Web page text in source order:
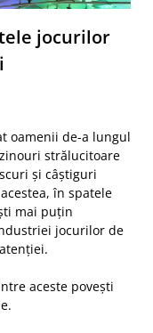
jocurilor
oamenii de-a lungul
strălucitoare
și câștiguri
în spatele
mai puțin
jocurilor de
aceste povești